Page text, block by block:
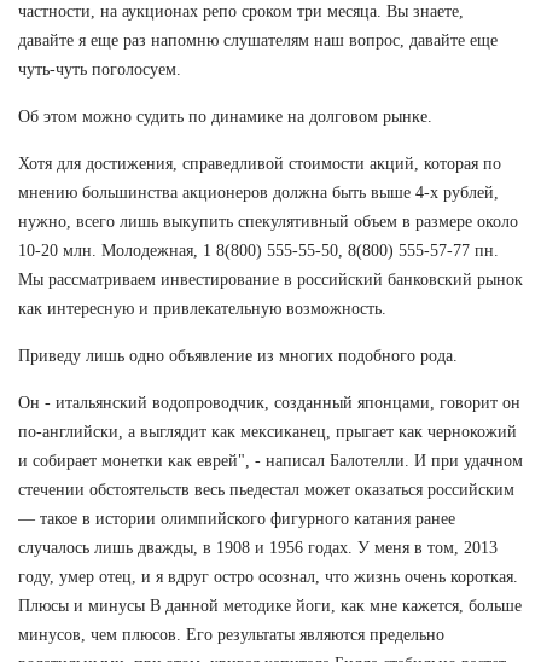
частности, на аукционах репо сроком три месяца. Вы знаете,
давайте я еще раз напомню слушателям наш вопрос, давайте еще
чуть-чуть поголосуем.
Об этом можно судить по динамике на долговом рынке.
Хотя для достижения, справедливой стоимости акций, которая по
мнению большинства акционеров должна быть выше 4-х рублей,
нужно, всего лишь выкупить спекулятивный объем в размере около
10-20 млн. Молодежная, 1 8(800) 555-55-50, 8(800) 555-57-77 пн.
Мы рассматриваем инвестирование в российский банковский рынок
как интересную и привлекательную возможность.
Приведу лишь одно объявление из многих подобного рода.
Он - итальянский водопроводчик, созданный японцами, говорит он
по-английски, а выглядит как мексиканец, прыгает как чернокожий
и собирает монетки как еврей", - написал Балотелли. И при удачном
стечении обстоятельств весь пьедестал может оказаться российским
— такое в истории олимпийского фигурного катания ранее
случалось лишь дважды, в 1908 и 1956 годах. У меня в том, 2013
году, умер отец, и я вдруг остро осознал, что жизнь очень короткая.
Плюсы и минусы В данной методике йоги, как мне кажется, больше
минусов, чем плюсов. Его результаты являются предельно